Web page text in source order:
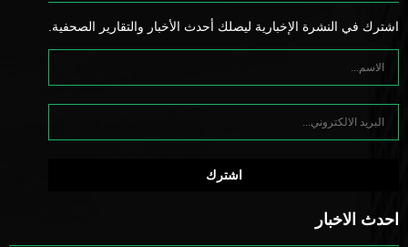
اشترك في النشرة الإخبارية ليصلك أحدث الأخبار والتقارير الصحفية.
احدث الاخبار